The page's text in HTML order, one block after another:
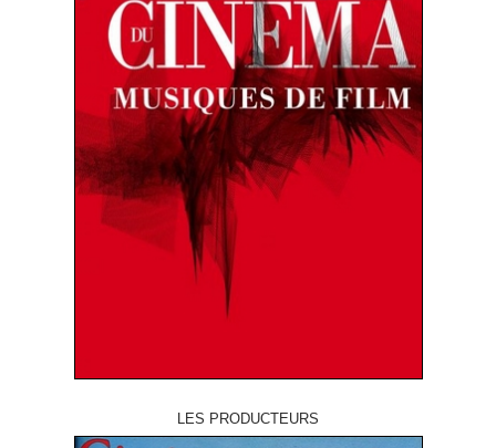
LES PRODUCTEURS